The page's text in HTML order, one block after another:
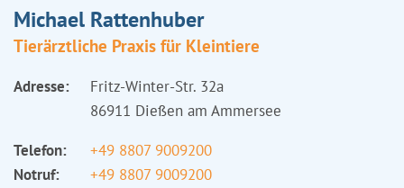
Michael Rattenhuber
Tierärztliche Praxis für Kleintiere
Adresse:
Fritz-Winter-Str. 32a
86911 Dießen am Ammersee
Telefon:
+49 8807 9009200
Notruf:
+49 8807 9009200